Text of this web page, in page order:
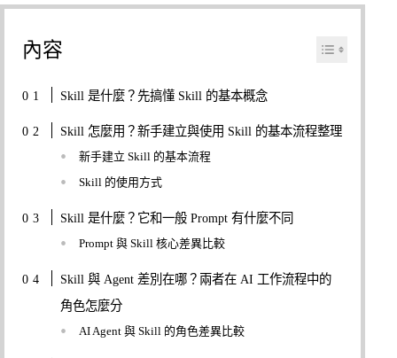
內容
Skill 是什麼？先搞懂 Skill 的基本概念
Skill 怎麼用？新手建立與使用 Skill 的基本流程整理
新手建立 Skill 的基本流程
Skill 的使用方式
Skill 是什麼？它和一般 Prompt 有什麼不同
Prompt 與 Skill 核心差異比較
Skill 與 Agent 差別在哪？兩者在 AI 工作流程中的
角色怎麼分
AI Agent 與 Skill 的角色差異比較